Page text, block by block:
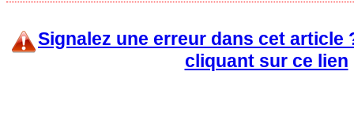
Signalez une erreur dans cet article
cliquant sur ce lien